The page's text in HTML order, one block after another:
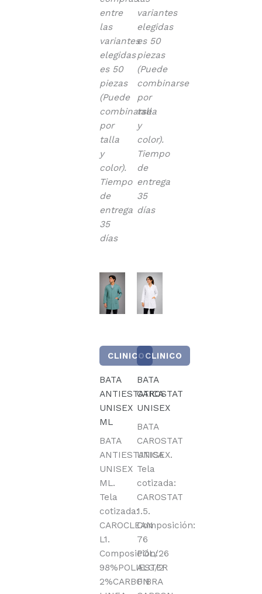
entre
las
variantes
elegidas
es 50
piezas
(Puede
combinarse
por
talla
y
color).
Tiempo
de
entrega
35
días
variantes
elegidas
es 50
piezas
(Puede
combinarse
por
talla
y
color).
Tiempo
de
entrega
35
días
CLINICO
BATA
ANTIESTATICA
UNISEX
ML
BATA
ANTIESTATICA
UNISEX
ML.
Tela
cotizada:
CAROCLEAN
L1.
Composición:
98%POLIESTER
2%CARBON
CLINICO
BATA
CAROSTAT
UNISEX
BATA
CAROSTAT
UNISEX.
Tela
cotizada:
CAROSTAT
1.5.
Composición:
76
POL/26
ALG/2
FIBRA